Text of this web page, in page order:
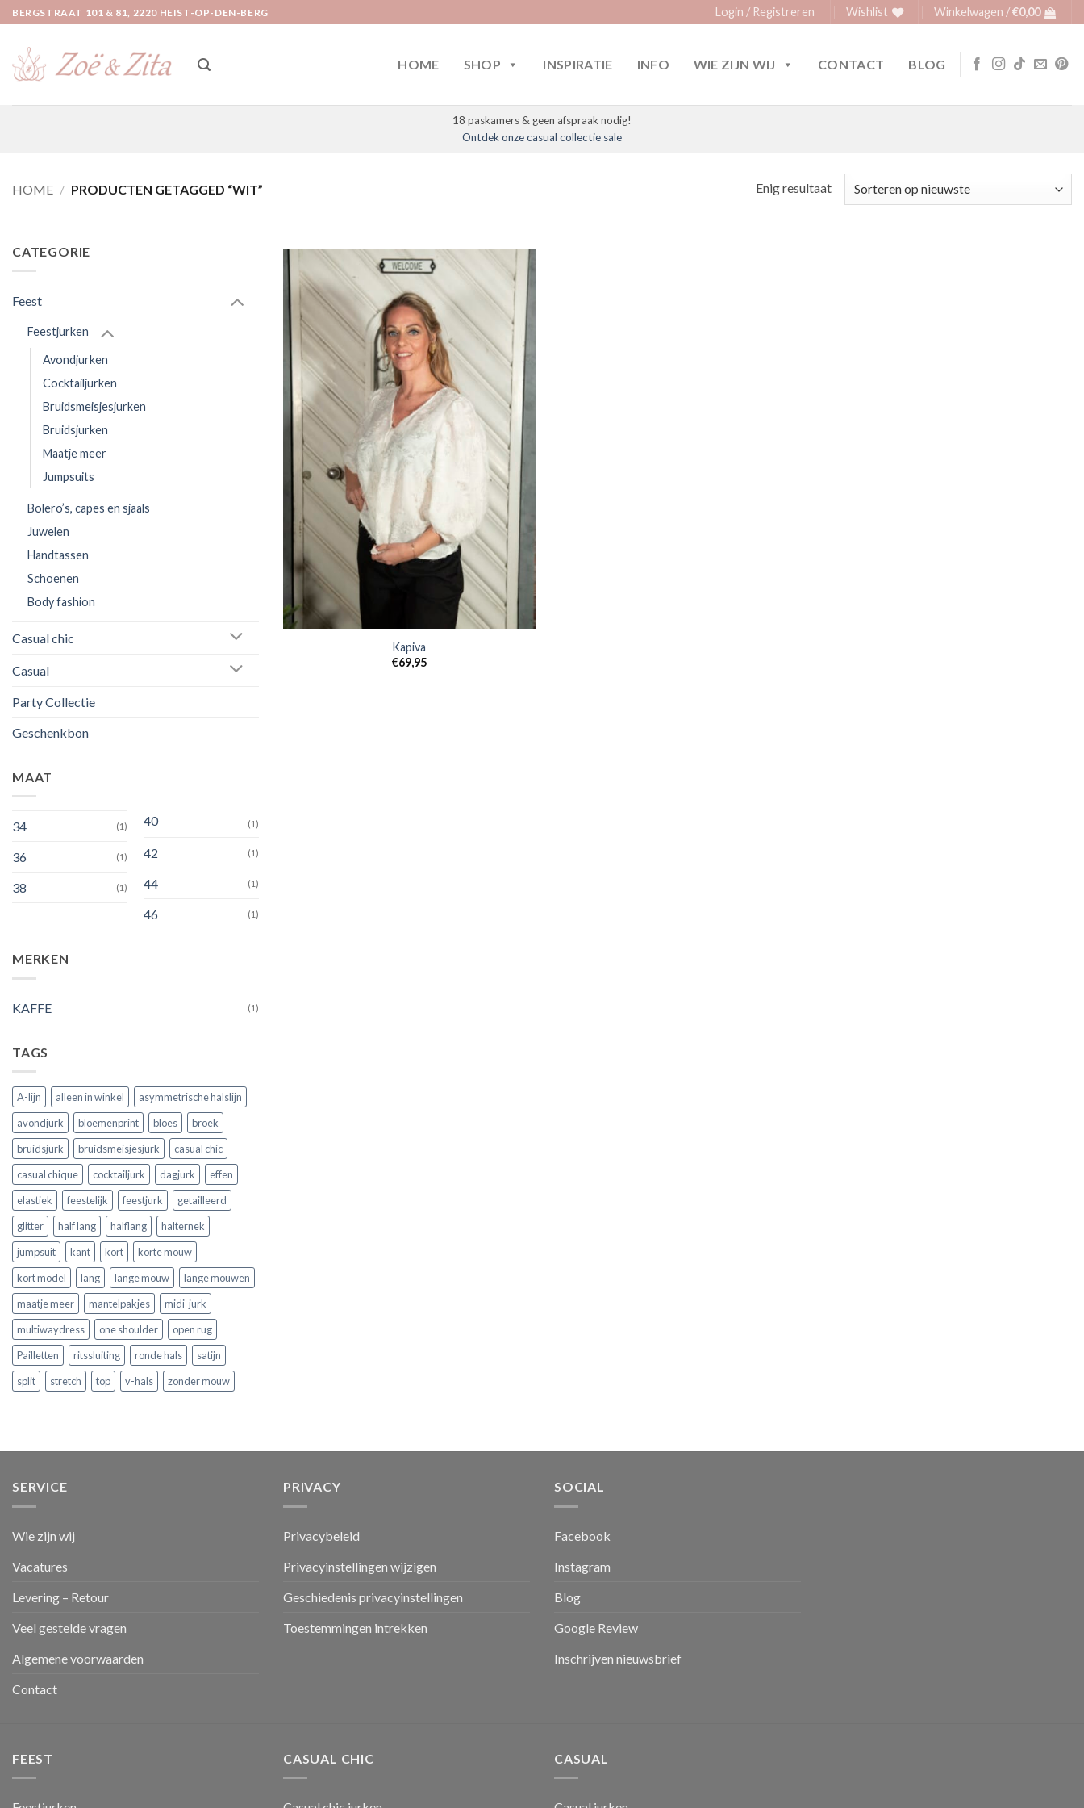
Ga
naar
inhoud
BERGSTRAAT 101 & 81, 2220 HEIST-OP-DEN-BERG Login / Registreren Wishlist Winkelwagen /€0,00
HOME SHOP INSPIRATIE INFO WIE ZIJN WIJ CONTACT BLOG
18 paskamers & geen afspraak nodig!
Ontdek onze casual collectie sale
HOME / PRODUCTEN GETAGGED “WIT” Enig resultaat
CATEGORIE
Feest
Feestjurken
Avondjurken
Cocktailjurken
Bruidsmeisjesjurken
Bruidsjurken
Maatje meer
Jumpsuits
Bolero’s, capes en sjaals
Juwelen
Handtassen
Schoenen
Body fashion
Casual chic
Casual
Party Collectie
Geschenkbon
MAAT
34 (1)
36 (1)
38 (1)
40 (1)
42 (1)
44 (1)
46 (1)
MERKEN
KAFFE (1)
TAGS
A-lijn alleen in winkel
asymmetrische halslijn
avondjurk
bloemenprint bloes
broek
bruidsjurk
bruidsmeisjesjurk
casual chic
casual chique
cocktailjurk dagjurk
effen
elastiek
feestelijk feestjurk
getailleerd
glitter
half lang halflang
halternek
jumpsuit
kant kort
korte mouw
kort model
lang lange mouw
lange mouwen
maatje meer
mantelpakjes
midi-jurk
multiwaydress
one shoulder
open rug
Pailletten
ritssluiting ronde hals
satijn
split
stretch top v-hals zonder mouw
Kapiva
€69,95
SERVICE
Wie zijn wij
Vacatures
Levering – Retour
Veel gestelde vragen
Algemene voorwaarden
Contact
PRIVACY
Privacybeleid
Privacyinstellingen wijzigen
Geschiedenis privacyinstellingen
Toestemmingen intrekken
SOCIAL
Facebook
Instagram
Blog
Google Review
Inschrijven nieuwsbrief
FEEST CASUAL CHIC CASUAL